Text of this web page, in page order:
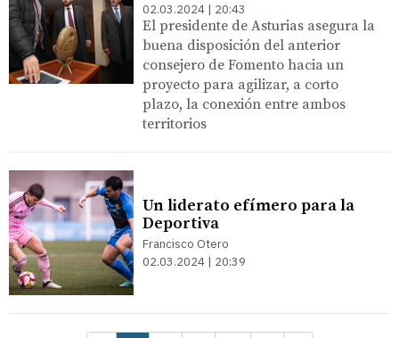
02.03.2024 | 20:43
El presidente de Asturias asegura la
buena disposición del anterior
consejero de Fomento hacia un
proyecto para agilizar, a corto
plazo, la conexión entre ambos
territorios
Un liderato efímero para la
Deportiva
Francisco Otero
02.03.2024 | 20:39